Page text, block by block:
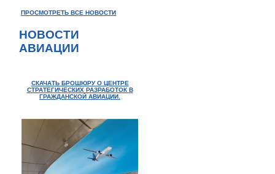
ПРОСМОТРЕТЬ ВСЕ НОВОСТИ
НОВОСТИ
АВИАЦИИ
СКАЧАТЬ БРОШЮРУ О ЦЕНТРЕ
СТРАТЕГИЧЕСКИХ РАЗРАБОТОК В
ГРАЖДАНСКОЙ АВИАЦИИ.